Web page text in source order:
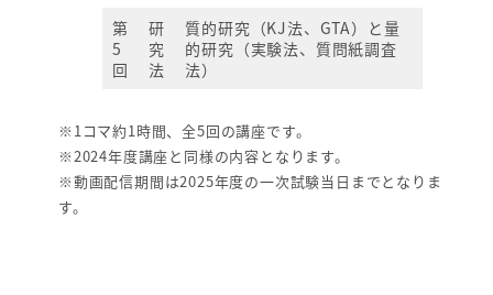
第
5
回
研
究
法
質的研究（KJ法、GTA）と量
的研究（実験法、質問紙調査
法）
※1コマ約1時間、全5回の講座です。
※2024年度講座と同様の内容となります。
※動画配信期間は2025年度の一次試験当日までとなりま
す。